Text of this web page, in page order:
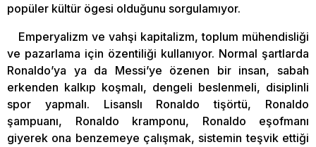
popüler kültür ögesi olduğunu sorgulamıyor.
Emperyalizm ve vahşi kapitalizm, toplum mühendisliği
ve pazarlama için özentiliği kullanıyor. Normal şartlarda
Ronaldo’ya ya da Messi’ye özenen bir insan, sabah
erkenden kalkıp koşmalı, dengeli beslenmeli, disiplinli
spor yapmalı. Lisanslı Ronaldo tişörtü, Ronaldo
şampuanı, Ronaldo kramponu, Ronaldo eşofmanı
giyerek ona benzemeye çalışmak, sistemin teşvik ettiği